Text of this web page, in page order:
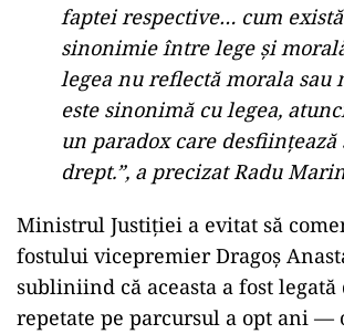
faptei respective… cum
sinonimie între lege și
legea nu reflectă morala sau
este sinonimă cu legea,
un paradox care desființează
drept.”, a precizat Radu
Ministrul Justiției a evitat să
fostului vicepremier Dragoș
subliniind că aceasta a fost legată
repetate pe parcursul a opt ani —